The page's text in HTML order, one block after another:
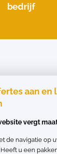
bedrijf
aan en
vergt
de navigatie op
Heeft u een